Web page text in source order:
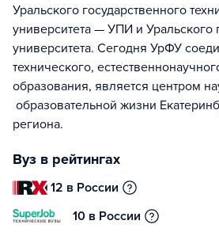
Уральского государственного
университета — УПИ и Уральского
университета. Сегодня УрФУ
технического,
образования, является центром
образовательной жизни
региона.
Вуз в рейтингах
12 в России
10 в России